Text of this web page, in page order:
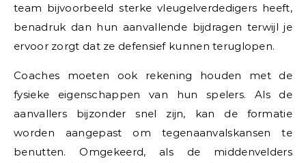
team bijvoorbeeld sterke vleugelverdedigers heeft,
benadruk dan hun aanvallende bijdragen terwijl je
ervoor zorgt dat ze defensief kunnen teruglopen.
Coaches moeten ook rekening houden met de
fysieke eigenschappen van hun spelers. Als de
aanvallers bijzonder snel zijn, kan de formatie
worden aangepast om tegenaanvalskansen te
benutten. Omgekeerd, als de middenvelders